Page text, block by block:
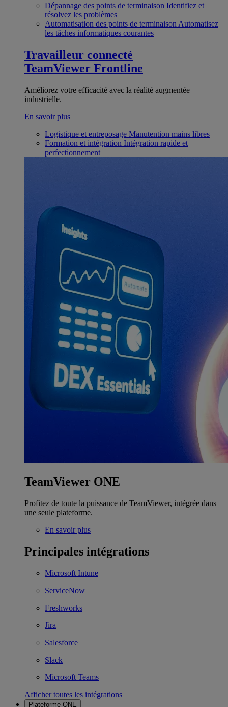
Dépannage des points de terminaison Identifiez et
résolvez les problèmes
Automatisation des points de terminaison Automatisez
les tâches informatiques courantes
Travailleur connecté
TeamViewer Frontline
Améliorez votre efficacité avec la réalité augmentée
industrielle.
En savoir plus
Logistique et entreposage Manutention mains libres
Formation et intégration Intégration rapide et
perfectionnement
TeamViewer ONE
Profitez de toute la puissance de TeamViewer, intégrée dans
une seule plateforme.
En savoir plus
Principales intégrations
Microsoft Intune
ServiceNow
Freshworks
Jira
Salesforce
Slack
Microsoft Teams
Afficher toutes les intégrations
Plateforme ONE